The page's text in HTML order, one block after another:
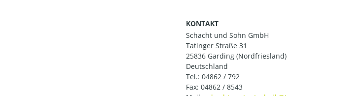
KONTAKT
Schacht und Sohn GmbH
Tatinger Straße 31
25836 Garding (Nordfriesland)
Deutschland
Tel.: 04862 / 792
Fax: 04862 / 8543